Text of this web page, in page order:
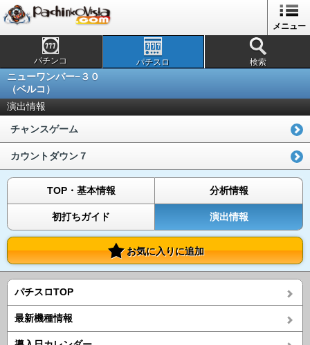
メニュー
パチンコ パチスロ 検索
ニューワンバー−３０
（ベルコ）
演出情報
チャンスゲーム
カウントダウン７
TOP・基本情報 分析情報
初打ちガイド 演出情報
お気に入りに追加
パチスロTOP
最新機種情報